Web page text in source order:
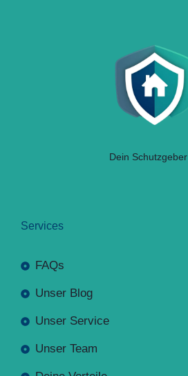
Dein Schutzgeber
Services
FAQs
Unser Blog
Unser Service
Unser Team